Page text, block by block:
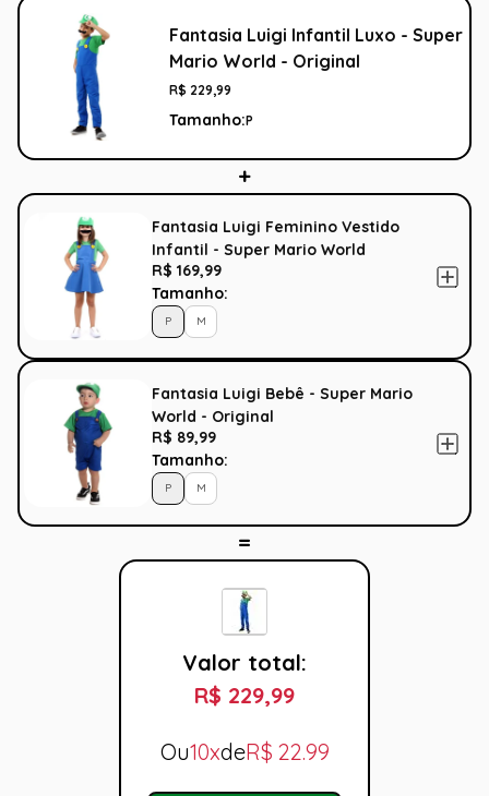
Fantasia Luigi Infantil Luxo - Super
Mario World - Original
R$ 229,99
Tamanho:P
Fantasia Luigi Feminino Vestido
Infantil - Super Mario World
R$ 169,99
Tamanho:
P M
Fantasia Luigi Bebê - Super Mario
World - Original
R$ 89,99
Tamanho:
P M
Valor total:
R$ 229,99
Ou10xdeR$ 22.99